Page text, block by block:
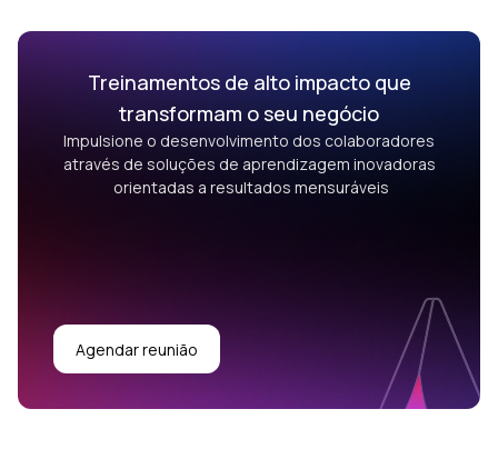
Treinamentos de alto impacto que
transformam o seu negócio
Impulsione o desenvolvimento dos colaboradores
através de soluções de aprendizagem inovadoras
orientadas a resultados mensuráveis
Agendar reunião